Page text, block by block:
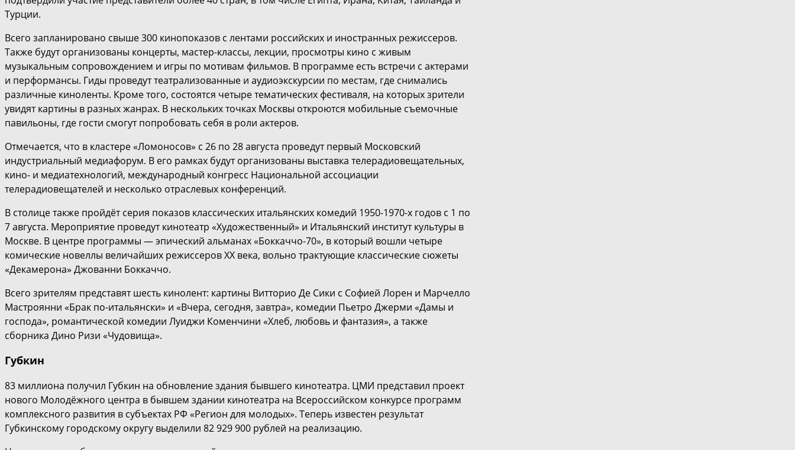
Турции.
Всего запланировано свыше 300 кинопоказов с лентами российских и иностранных режиссеров.
Также будут организованы концерты, мастер-классы, лекции, просмотры кино с живым
музыкальным сопровождением и игры по мотивам фильмов. В программе есть встречи с актерами
и перформансы. Гиды проведут театрализованные и аудиоэкскурсии по местам, где снимались
различные киноленты. Кроме того, состоятся четыре тематических фестиваля, на которых зрители
увидят картины в разных жанрах. В нескольких точках Москвы откроются мобильные съемочные
павильоны, где гости смогут попробовать себя в роли актеров.
Отмечается, что в кластере «Ломоносов» с 26 по 28 августа проведут первый Московский
индустриальный медиафорум. В его рамках будут организованы выставка телерадиовещательных,
кино- и медиатехнологий, международный конгресс Национальной ассоциации
телерадиовещателей и несколько отраслевых конференций.
В столице также пройдёт серия показов классических итальянских комедий 1950-1970-х годов с 1 по
7 августа. Мероприятие проведут кинотеатр «Художественный» и Итальянский институт культуры в
Москве. В центре программы — эпический альманах «Боккаччо-70», в который вошли четыре
комические новеллы величайших режиссеров ХХ века, вольно трактующие классические сюжеты
«Декамерона» Джованни Боккаччо.
Всего зрителям представят шесть кинолент: картины Витторио Де Сики с Софией Лорен и Марчелло
Мастроянни «Брак по-итальянски» и «Вчера, сегодня, завтра», комедии Пьетро Джерми «Дамы и
господа», романтической комедии Луиджи Коменчини «Хлеб, любовь и фантазия», а также
сборника Дино Ризи «Чудовища».
Губкин
83 миллиона получил Губкин на обновление здания бывшего кинотеатра. ЦМИ представил проект
нового Молодёжного центра в бывшем здании кинотеатра на Всероссийском конкурсе программ
комплексного развития в субъектах РФ «Регион для молодых». Теперь известен результат
Губкинскому городскому округу выделили 82 929 900 рублей на реализацию.